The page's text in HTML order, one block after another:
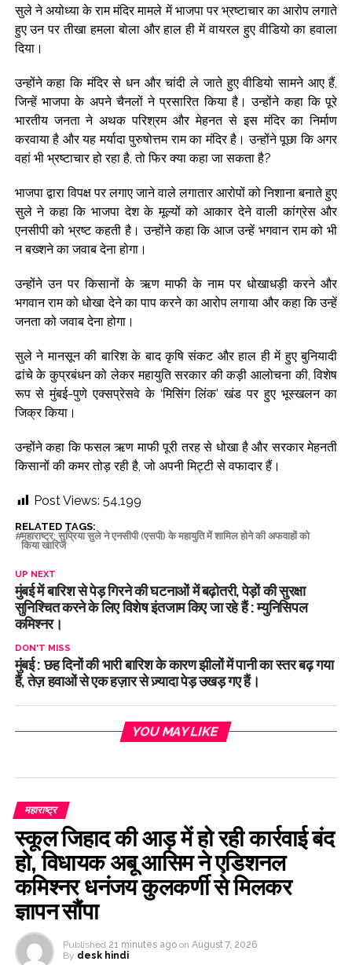
सुले ने अयोध्या के राम मंदिर मामले में भाजपा पर भ्रष्टाचार का आरोप लगाते
हुए उन पर तीखा हमला बोला और हाल ही में वायरल हुए वीडियो का हवाला
दिया।
उन्होंने कहा कि मंदिर से धन और चांदी ले जाते हुए वीडियो सामने आए हैं,
जिन्हें भाजपा के अपने चैनलों ने प्रसारित किया है। उन्होंने कहा कि पूरे
भारतीय जनता ने अथक परिश्रम और मेहनत से इस मंदिर का निर्माण
करवाया है और यह मर्यादा पुरुषोत्तम राम का मंदिर है। उन्होंने पूछा कि अगर
वहां भी भ्रष्टाचार हो रहा है, तो फिर क्या कहा जा सकता है?
भाजपा द्वारा विपक्ष पर लगाए जाने वाले लगातार आरोपों को निशाना बनाते हुए
सुले ने कहा कि भाजपा देश के मूल्यों को आकार देने वाली कांग्रेस और
एनसीपी को भ्रष्ट कहती है। उन्होंने कहा कि आज उन्हें भगवान राम को भी
न बख्शने का जवाब देना होगा।
उन्होंने उन पर किसानों के ऋण माफी के नाम पर धोखाधड़ी करने और
भगवान राम को धोखा देने का पाप करने का आरोप लगाया और कहा कि उन्हें
जनता को जवाब देना होगा।
सुले ने मानसून की बारिश के बाद कृषि संकट और हाल ही में हुए बुनियादी
ढांचे के कुप्रबंधन को लेकर महायुति सरकार की कड़ी आलोचना की, विशेष
रूप से मुंबई-पुणे एक्सप्रेसवे के ‘मिसिंग लिंक’ खंड पर हुए भूस्खलन का
जिक्र किया।
उन्होंने कहा कि फसल ऋण माफी पूरी तरह से धोखा है और सरकार मेहनती
किसानों की कमर तोड़ रही है, जो अपनी मिट्टी से वफादार हैं।
Post Views: 54,199
RELATED TAGS:
महाराष्ट्र: सुप्रिया सुले ने एनसीपी (एसपी) के महायुति में शामिल होने की अफवाहों को
किया खारिज
UP NEXT
मुंबई में बारिश से पेड़ गिरने की घटनाओं में बढ़ोतरी, पेड़ों की सुरक्षा
सुनिश्चित करने के लिए विशेष इंतजाम किए जा रहे हैं : म्युनिसिपल
कमिश्नर।
DON'T MISS
मुंबई : छह दिनों की भारी बारिश के कारण झीलों में पानी का स्तर बढ़ गया
हैं, तेज़ हवाओं से एक हज़ार से ज़्यादा पेड़ उखड़ गए हैं।
YOU MAY LIKE
महाराष्ट्र
स्कूल जिहाद की आड़ में हो रही कार्रवाई बंद
हो, विधायक अबू आसिम ने एडिशनल
कमिश्नर धनंजय कुलकर्णी से मिलकर
ज्ञापन सौंपा
Published 21 minutes ago on August 7, 2026
By desk hindi